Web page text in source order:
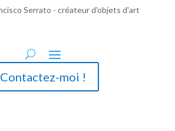
Contactez-moi !